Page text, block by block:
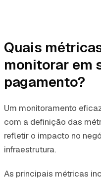
Quais
monitorar em
pagamento?
Um monitoramento
com a definição das
refletir o impacto no
infraestrutura.
As principais métricas